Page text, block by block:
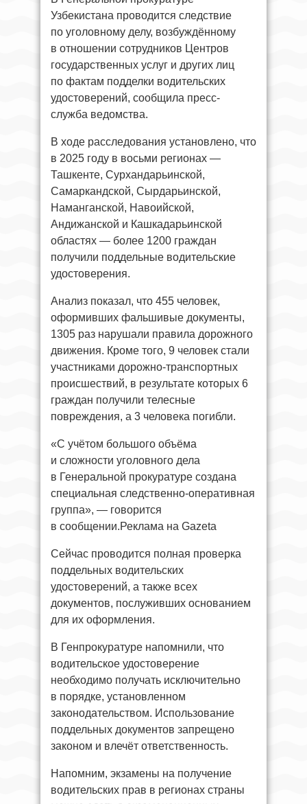
Узбекистана проводится следствие
по уголовному делу, возбуждённому
в отношении сотрудников Центров
государственных услуг и других лиц
по фактам подделки водительских
удостоверений, сообщила пресс-
служба ведомства.
В ходе расследования установлено, что
в 2025 году в восьми регионах —
Ташкенте, Сурхандарьинской,
Самаркандской, Сырдарьинской,
Наманганской, Навоийской,
Андижанской и Кашкадарьинской
областях — более 1200 граждан
получили поддельные водительские
удостоверения.
Анализ показал, что 455 человек,
оформивших фальшивые документы,
1305 раз нарушали правила дорожного
движения. Кроме того, 9 человек стали
участниками дорожно-транспортных
происшествий, в результате которых 6
граждан получили телесные
повреждения, а 3 человека погибли.
«С учётом большого объёма
и сложности уголовного дела
в Генеральной прокуратуре создана
специальная следственно-оперативная
группа», — говорится
в сообщении.Реклама на Gazeta
Сейчас проводится полная проверка
поддельных водительских
удостоверений, а также всех
документов, послуживших основанием
для их оформления.
В Генпрокуратуре напомнили, что
водительское удостоверение
необходимо получать исключительно
в порядке, установленном
законодательством. Использование
поддельных документов запрещено
законом и влечёт ответственность.
Напомним, экзамены на получение
водительских прав в регионах страны